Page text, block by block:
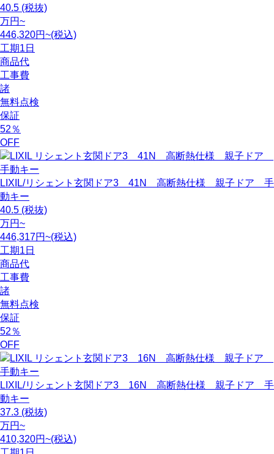
40.5 (税抜)
万円~
446,320円~(税込)
工期1日
商品代
工事費
諸
無料点検
保証
52 ％
OFF
LIXIL/リシェント玄関ドア3 41N 高断熱仕様 親子ドア 手
動キー
40.5 (税抜)
万円~
446,317円~(税込)
工期1日
商品代
工事費
諸
無料点検
保証
52 ％
OFF
LIXIL/リシェント玄関ドア3 16N 高断熱仕様 親子ドア 手
動キー
37.3 (税抜)
万円~
410,320円~(税込)